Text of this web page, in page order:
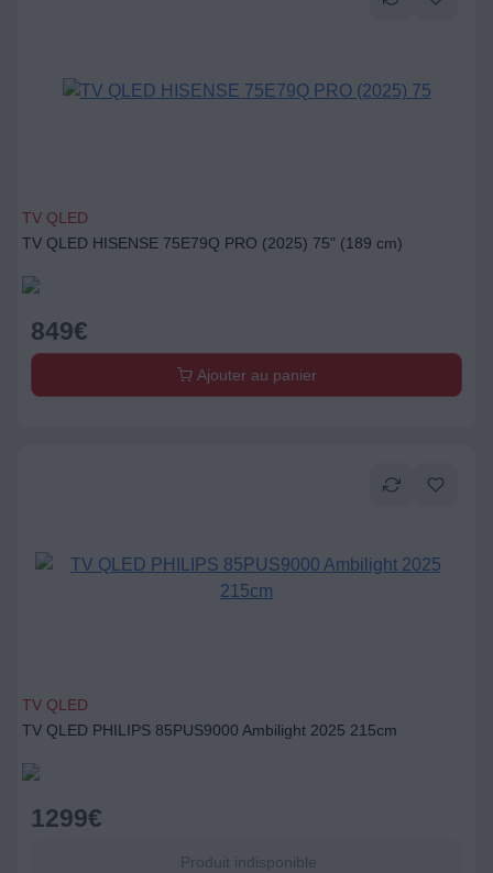
TV QLED
TV QLED HISENSE 75E79Q PRO (2025) 75" (189 cm)
849€
Ajouter au panier
TV QLED
TV QLED PHILIPS 85PUS9000 Ambilight 2025 215cm
1299€
Produit indisponible